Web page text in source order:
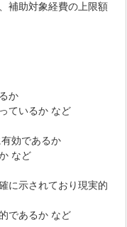
補助対象経費の上限額
か
ているか など
効であるか
など
に示されており現実的
であるか など